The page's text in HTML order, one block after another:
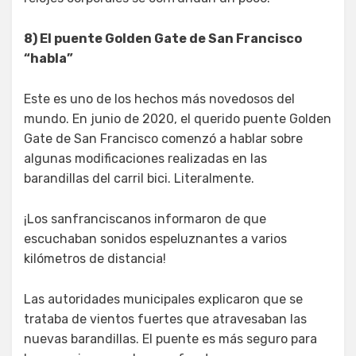
8) El puente Golden Gate de San Francisco
“habla”
Este es uno de los hechos más novedosos del
mundo. En junio de 2020, el querido puente Golden
Gate de San Francisco comenzó a hablar sobre
algunas modificaciones realizadas en las
barandillas del carril bici. Literalmente.
¡Los sanfranciscanos informaron de que
escuchaban sonidos espeluznantes a varios
kilómetros de distancia!
Las autoridades municipales explicaron que se
trataba de vientos fuertes que atravesaban las
nuevas barandillas. El puente es más seguro para